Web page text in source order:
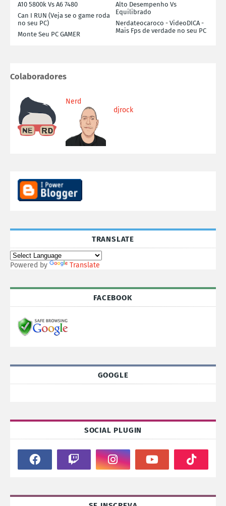
A10 5800k Vs A6 7480
Alto Desempenho Vs
Equilibrado
Can I RUN (Veja se o game roda
no seu PC)
Nerdateocaroco - VideoDICA -
Mais Fps de verdade no seu PC
Monte Seu PC GAMER
Colaboradores
Nerd
djrock
TRANSLATE
Powered by Translate
FACEBOOK
GOOGLE
SOCIAL PLUGIN